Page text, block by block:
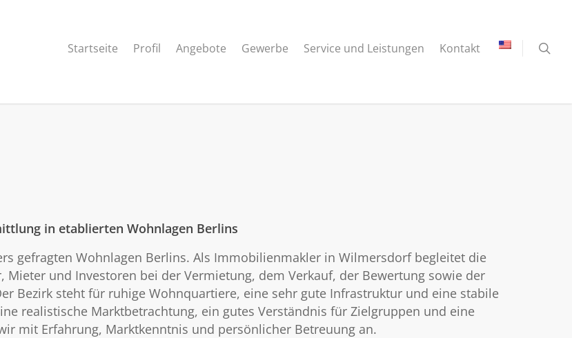
Startseite Profil Angebote Gewerbe Service und Leistungen Kontakt
in etablierten Wohnlagen Berlins
gefragten Wohnlagen Berlins. Als Immobilienmakler in Wilmersdorf begleitet die
Mieter und Investoren bei der Vermietung, dem Verkauf, der Bewertung sowie der
Bezirk steht für ruhige Wohnquartiere, eine sehr gute Infrastruktur und eine stabile
realistische Marktbetrachtung, ein gutes Verständnis für Zielgruppen und eine
mit Erfahrung, Marktkenntnis und persönlicher Betreuung an.